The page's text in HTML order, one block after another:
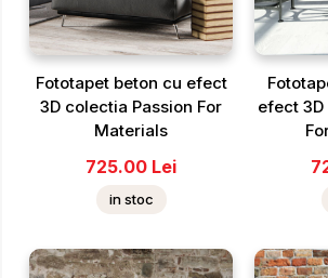
Fototapet beton cu efect
3D colectia Passion For
Materials
725.00 Lei
in stoc
efect